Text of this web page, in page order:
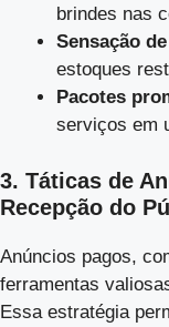
brindes nas
Sensação
estoques
Pacotes
serviços em
3. Táticas de
Recepção do
Anúncios pagos,
ferramentas
Essa estratégia